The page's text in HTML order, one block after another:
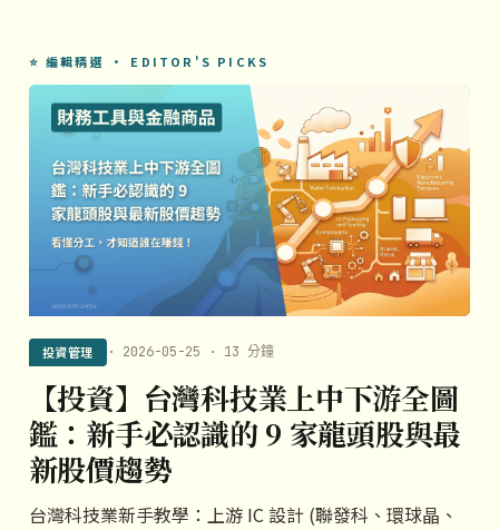
⭐ 編輯精選 · EDITOR'S PICKS
投資管理 · 2026-05-25 · 13 分鐘
【投資】台灣科技業上中下游全圖
鑑：新手必認識的 9 家龍頭股與最
新股價趨勢
台灣科技業新手教學：上游 IC 設計 (聯發科、環球晶、